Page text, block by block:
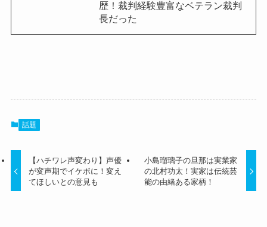
歴！裁判経験豊富なベテラン裁判
長だった
話題
【ハチワレ声変わり】声優
が変声期でイケボに！変え
てほしいとの意見も
小島瑠璃子の旦那は実業家
の北村功太！実家は伝統芸
能の由緒ある家柄！